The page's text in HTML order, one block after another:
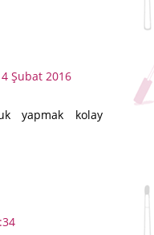
4 Şubat 2016
yapmak kolay